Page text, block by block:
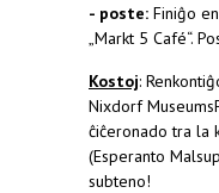
- poste: Finiĝo
„Markt 5 Café“.
Kostoj:
Nixdorf
ĉiĉeronado tra la
(Esperanto
subteno!